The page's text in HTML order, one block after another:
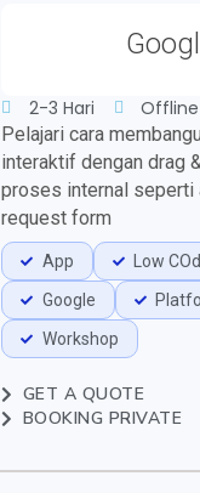
2-3 Hari Offline
Pelajari cara
interaktif dengan drag
proses internal seperti
request form
App
Low
Google
Workshop
GET A QUOTE
BOOKING PRIVATE